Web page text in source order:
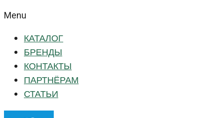
Menu
КАТАЛОГ
БРЕНДЫ
КОНТАКТЫ
ПАРТНЁРАМ
СТАТЬИ